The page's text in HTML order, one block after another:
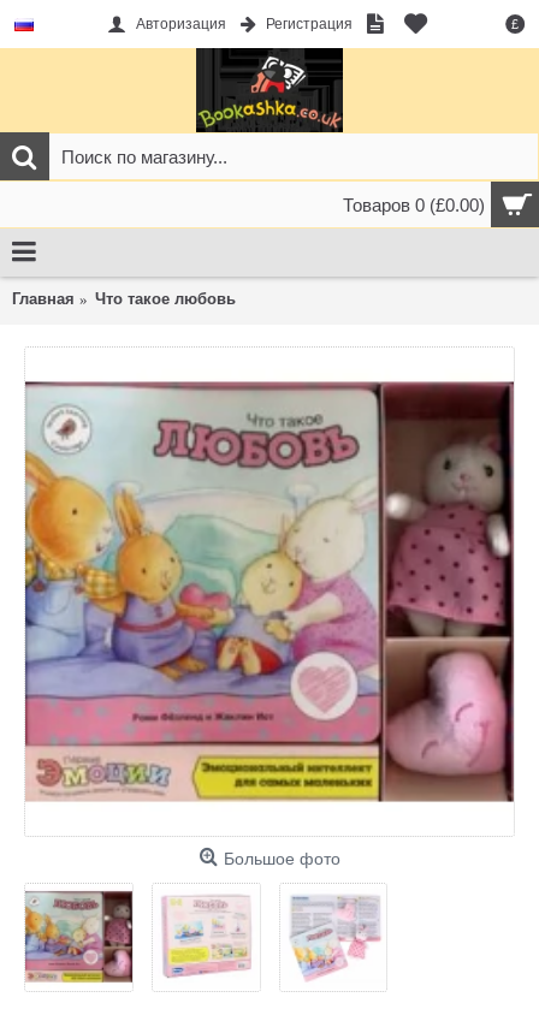
£
Авторизация Регистрация
Товаров 0 (£0.00)
Главная Что такое любовь
Большое фото